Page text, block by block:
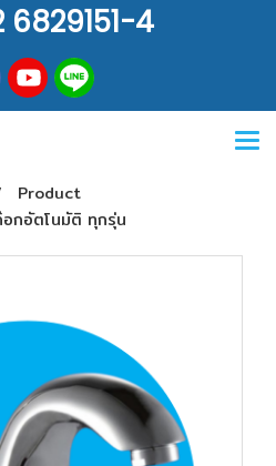
6829151-4
Product
กอัตโนมัติ ทุกรุ่น